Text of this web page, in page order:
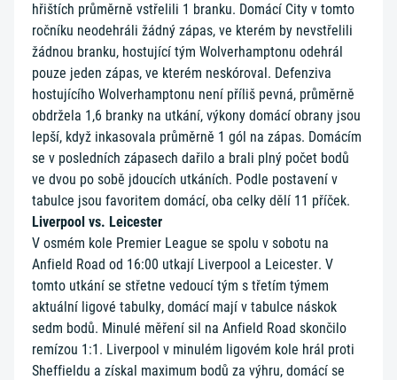
hřištích průměrně vstřelili 1 branku. Domácí City v tomto
ročníku neodehráli žádný zápas, ve kterém by nevstřelili
žádnou branku, hostující tým Wolverhamptonu odehrál
pouze jeden zápas, ve kterém neskóroval. Defenziva
hostujícího Wolverhamptonu není příliš pevná, průměrně
obdržela 1,6 branky na utkání, výkony domácí obrany jsou
lepší, když inkasovala průměrně 1 gól na zápas. Domácím
se v posledních zápasech dařilo a brali plný počet bodů
ve dvou po sobě jdoucích utkáních. Podle postavení v
tabulce jsou favoritem domácí, oba celky dělí 11 příček.
Liverpool vs. Leicester
V osmém kole Premier League se spolu v sobotu na
Anfield Road od 16:00 utkají Liverpool a Leicester. V
tomto utkání se střetne vedoucí tým s třetím týmem
aktuální ligové tabulky, domácí mají v tabulce náskok
sedm bodů. Minulé měření sil na Anfield Road skončilo
remízou 1:1. Liverpool v minulém ligovém kole hrál proti
Sheffieldu a získal maximum bodů za výhru, domácí se